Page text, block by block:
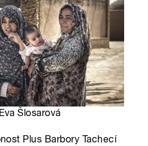
Šlosarová
Plus Barbory Tachecí